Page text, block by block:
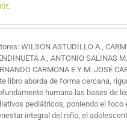
€
WILSON ASTUDILLO A.,
A., ANTONIO SALINAS
CARMONA E.Y M. JOSÉ
libro aborda de forma cercana,
humana las bases de
pediátricos, poniendo el foco
integral del niño, el